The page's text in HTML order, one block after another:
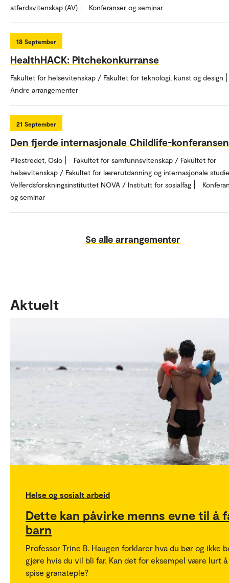
atferdsvitenskap (AV)
Konferanser og seminar
18 September
HealthHACK: Pitchekonkurranse
Fakultet for helsevitenskap / Fakultet for teknologi, kunst og design
Andre arrangementer
21 September
Den fjerde internasjonale Childlife-konferansen
Pilestredet, Oslo
Fakultet for samfunnsvitenskap / Fakultet for
helsevitenskap / Fakultet for lærerutdanning og internasjonale
Velferdsforskningsinstituttet NOVA / Institutt for sosialfag
og seminar
Se alle arrangementer
Aktuelt
Helse og sosialt arbeid
Dette kan påvirke menns evne til å
barn
Professor Trine B. Haugen forklarer hva du bør og ikke
gjøre hvis du vil bli far. Kan det for eksempel være lurt å
spise granateple?